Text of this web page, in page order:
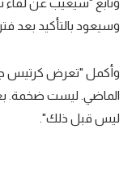
وسيعود بالتأكيد بعد
وأكمل "تعرض كرتيس
الماضي. ليست ضخمة.
ليس قبل ذلك".